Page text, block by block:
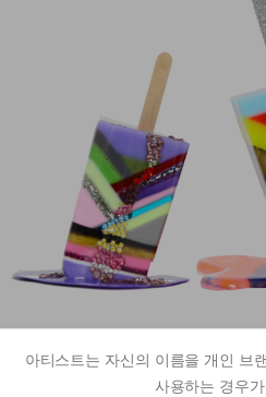
아티스트는 자신의 이름을 개인 브
사용하는 경우